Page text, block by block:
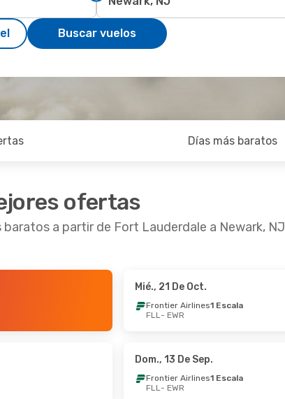
Buscar vuelos
Días más baratos
ofertas
baratos a partir de Fort Lauderdale a Newark, NJ
1 Escala
- Sáb., 31 De Oct.
Mié., 21 De Oct.
Frontier Airlines1 Escala
FLL- EWR
Dom., 13 De Sep.
Frontier Airlines1 Escala
FLL- EWR